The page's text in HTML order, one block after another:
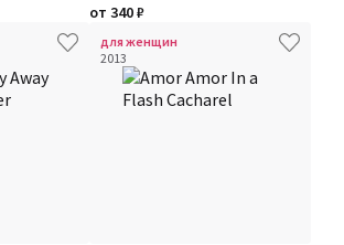
от 340₽
для женщин
2013